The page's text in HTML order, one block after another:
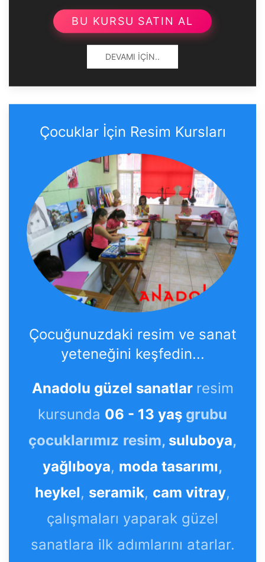
BU KURSU SATIN AL
DEVAMI İÇIN..
Çocuklar İçin Resim Kursları
Çocuğunuzdaki resim ve sanat
yeteneğini keşfedin...
Anadolu güzel sanatlar resim
kursunda 06 - 13 yaş grubu
çocuklarımız resim, suluboya,
yağlıboya, moda tasarımı,
heykel, seramik, cam vitray,
çalışmaları yaparak güzel
sanatlara ilk adımlarını atarlar.